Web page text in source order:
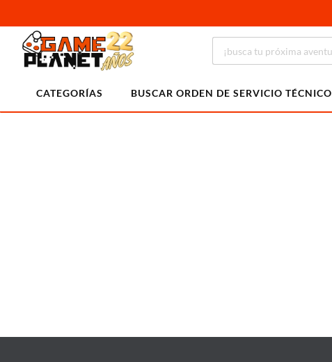
CATEGORÍAS BUSCAR ORDEN DE SERVICIO TÉCNICO